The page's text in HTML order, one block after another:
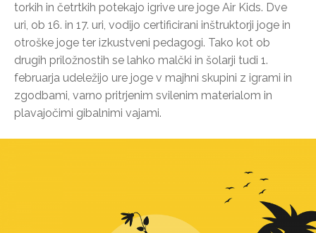
torkih in četrtkih potekajo igrive ure joge Air Kids. Dve
uri, ob 16. in 17. uri, vodijo certificirani inštruktorji joge in
otroške joge ter izkustveni pedagogi. Tako kot ob
drugih priložnostih se lahko malčki in šolarji tudi 1.
februarja udeležijo ure joge v majhni skupini z igrami in
zgodbami, varno pritrjenim svilenim materialom in
plavajočimi gibalnimi vajami.